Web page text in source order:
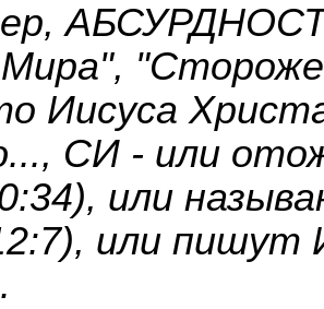
Иисуса
СИ - или
или
или пишут